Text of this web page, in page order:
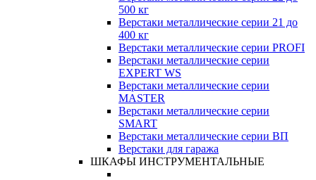
500 кг
Верстаки металлические серии 21 до
400 кг
Верстаки металлические серии PROFI
Верстаки металлические серии
EXPERT WS
Верстаки металлические серии
MASTER
Верстаки металлические серии
SMART
Верстаки металлические серии ВП
Верстаки для гаража
ШКАФЫ ИНСТРУМЕНТАЛЬНЫЕ